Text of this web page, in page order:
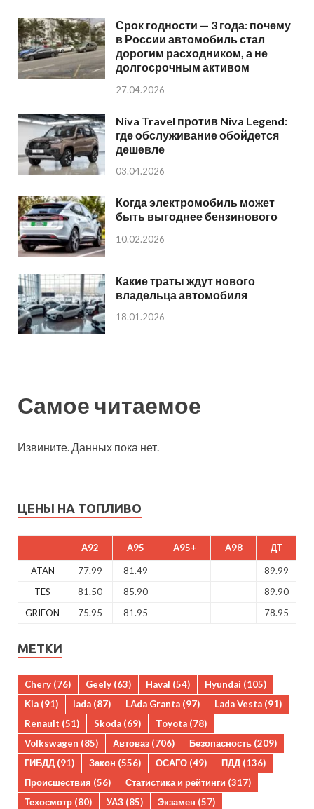
Срок годности — 3 года: почему
в России автомобиль стал
дорогим расходником, а не
долгосрочным активом
27.04.2026
Niva Travel против Niva Legend:
где обслуживание обойдется
дешевле
03.04.2026
Когда электромобиль может
быть выгоднее бензинового
10.02.2026
Какие траты ждут нового
владельца автомобиля
18.01.2026
Самое читаемое
Извините. Данных пока нет.
ЦЕНЫ НА ТОПЛИВО
A92 A95 A95+ A98 ДТ
ATAN 77.99 81.49
89.99
TES
81.50 85.90
89.90
GRIFON
75.95 81.95 78.95
МЕТКИ
Chery (76) Geely (63) Haval (54) Hyundai (105)
Kia (91) lada (87) LAda Granta (97) Lada Vesta (91)
Renault (51) Skoda (69) Toyota (78)
Volkswagen (85) Автоваз (706) Безопасность (209)
ГИБДД (91) Закон (556) ОСАГО (49) ПДД (136)
Происшествия (56) Статистика и рейтинги (317)
Техосмотр (80) УАЗ (85) Экзамен (57)